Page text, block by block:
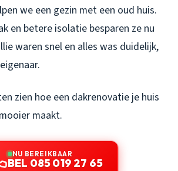
we een gezin met een oud huis.
en betere isolatie besparen ze nu
waren snel en alles was duidelijk,
zien hoe een dakrenovatie je huis
maakt.
NU BEREIKBAAR
BEL 085 019 27 65